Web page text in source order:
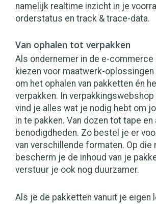
namelijk realtime inzicht in je
orderstatus en track & trace-data.
Van ophalen tot verpakken
Als ondernemer in de e-commerce
kiezen voor maatwerk-oplossingen
om het ophalen van pakketten én
verpakken. In verpakkingswebshop
vind je alles wat je nodig hebt om
in te pakken. Van dozen tot tape en
benodigdheden. Zo bestel je er
van verschillende formaten. Op die
bescherm je de inhoud van je
verstuur je ook nog duurzamer.
Als je de pakketten vanuit je eigen